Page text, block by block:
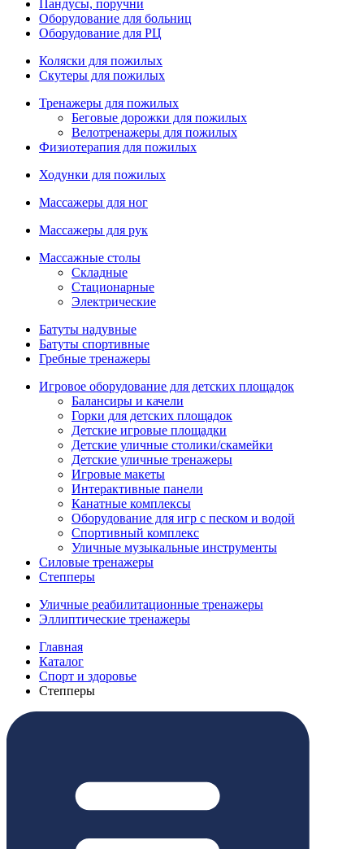
Пандусы, поручни
Оборудование для больниц
Оборудование для РЦ
Коляски для пожилых
Скутеры для пожилых
Тренажеры для пожилых
Беговые дорожки для пожилых
Велотренажеры для пожилых
Физиотерапия для пожилых
Ходунки для пожилых
Массажеры для ног
Массажеры для рук
Массажные столы
Складные
Стационарные
Электрические
Батуты надувные
Батуты спортивные
Гребные тренажеры
Игровое оборудование для детских площадок
Балансиры и качели
Горки для детских площадок
Детские игровые площадки
Детские уличные столики/скамейки
Детские уличные тренажеры
Игровые макеты
Интерактивные панели
Канатные комплексы
Оборудование для игр с песком и водой
Спортивный комплекс
Уличные музыкальные инструменты
Силовые тренажеры
Степперы
Уличные реабилитационные тренажеры
Эллиптические тренажеры
Главная
Каталог
Спорт и здоровье
Степперы